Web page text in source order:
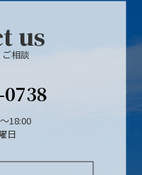
us
相談
0738
18:00
日